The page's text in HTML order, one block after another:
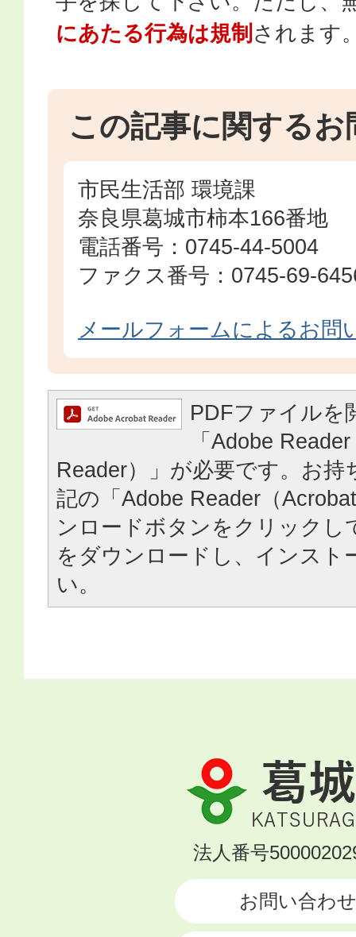
にあたる行為は規制 されます
この記事に関するお
市民生活部 環境課
奈良県葛城市柿本166番地
電話番号：0745-44-5004
ファクス番号：0745-69-
メールフォームによるお問
PDFファイルを
「Adobe
Reader）」が必要です。お持
記の「Adobe Reader（
ンロードボタンをクリックし
をダウンロードし、インスト
い。
葛
城
市
KATSURAGI
法人番号
お問い合わせ